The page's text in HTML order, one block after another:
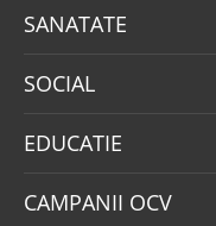
SANATATE
SOCIAL
EDUCATIE
CAMPANII OCV